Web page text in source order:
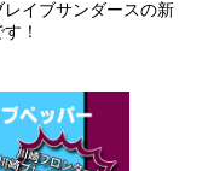
イブサンダースの新
！